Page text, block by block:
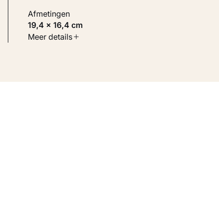
Afmetingen
19,4 × 16,4 cm
Soort werk
Meer details